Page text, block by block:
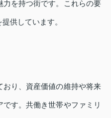
を持つ街です。これらの要
供しています。
り、資産価値の維持や将来
す。共働き世帯やファミリ